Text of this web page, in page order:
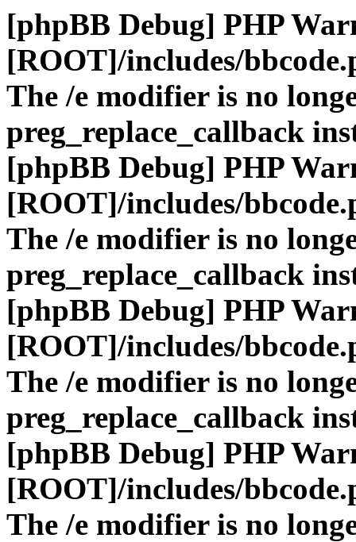
[phpBB Debug] PHP
[ROOT]/includes/
The /e modifier is no
preg_replace_callback
[phpBB Debug] PHP
[ROOT]/includes/
The /e modifier is no
preg_replace_callback
[phpBB Debug] PHP
[ROOT]/includes/
The /e modifier is no
preg_replace_callback
[phpBB Debug] PHP
[ROOT]/includes/
The /e modifier is no